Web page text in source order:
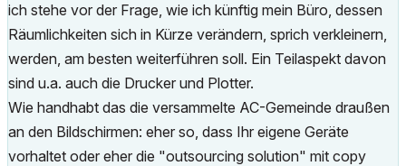
ich stehe vor der Frage, wie ich künftig mein Büro, dessen
Räumlichkeiten sich in Kürze verändern, sprich verkleinern,
werden, am besten weiterführen soll. Ein Teilaspekt davon
sind u.a. auch die Drucker und Plotter.
Wie handhabt das die versammelte AC-Gemeinde draußen
an den Bildschirmen: eher so, dass Ihr eigene Geräte
vorhaltet oder eher die "outsourcing solution" mit copy